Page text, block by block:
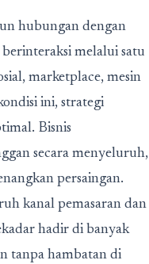
hubungan dengan
melalui satu
marketplace, mesin
ini, strategi
Bisnis
secara menyeluruh,
persaingan.
kanal pemasaran dan
hadir di banyak
tanpa hambatan di